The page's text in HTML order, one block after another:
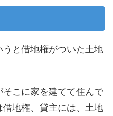
と借地権がついた土地
こに家を建てて住んで
地権、貸主には、土地